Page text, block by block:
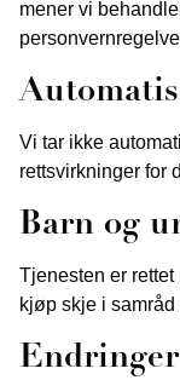
mener vi
Vi tar ikke
rettsvirkninger for
Barn og
Tjenesten er
kjøp skje i samråd